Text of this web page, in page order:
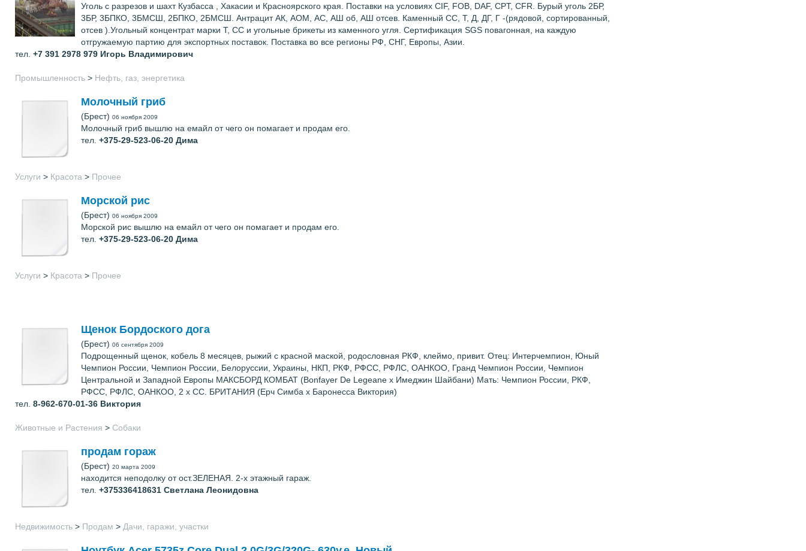
Уголь с разрезов и шахт Кузбасса , Хакасии и Красноярского края. Поставки на условиях CIF, FOB, DAF, CPT, CFR. Бурый уголь 2БР,
3БР, 3БПКО, 3БМСШ, 2БПКО, 2БМСШ. Антрацит АК, АОМ, АС, АШ об, АШ отсев. Каменный СС, Т, Д, ДГ, Г -(рядовой, сортированный,
отсев ).Угольный концентрат марки Т, СС и угольные брикеты из каменного угля. Сертификация SGS повагонная, на каждую
отгружаемую партию для экспортных поставок. Поставка во все регионы РФ, СНГ, Европы, Азии.
тел. +7 391 2978 979 Игорь Владимирович
Промышленность > Нефть, газ, энергетика
Молочный гриб
(Брест) 06 ноября 2009
Молочный гриб вышлю на емайл от чего он помагает и продам его.
тел. +375-29-523-06-20 Дима
Услуги > Красота > Прочее
Морской рис
(Брест) 06 ноября 2009
Морской рис вышлю на емайл от чего он помагает и продам его.
тел. +375-29-523-06-20 Дима
Услуги > Красота > Прочее
Щенок Бордоского дога
(Брест) 06 сентября 2009
Подрощенный щенок, кобель 8 месяцев, рыжий с красной маской, родословная РКФ, клеймо, привит. Отец: Интерчемпион, Юный
Чемпион России, Чемпион России, Белоруссии, Украины, НКП, РКФ, РФСС, РФЛС, ОАНКОО, Гранд Чемпион России, Чемпион
Центральной и Западной Европы МАКСБОРД КОМБАТ (Bonfayer De Legeane х Имеджин Шайбани) Мать: Чемпион России, РКФ,
РФСС, РФЛС, ОАНКОО, 2 х СС. БРИТАНИЯ (Ерч Симба х Баронесса Виктория)
тел. 8-962-670-01-36 Виктория
Животные и Растения > Собаки
продам гораж
(Брест) 20 марта 2009
находится неподолку от ост.ЗЕЛЕНАЯ. 2-х этажный гараж.
тел. +375336418631 Светлана Леонидовна
Недвижимость > Продам > Дачи, гаражи, участки